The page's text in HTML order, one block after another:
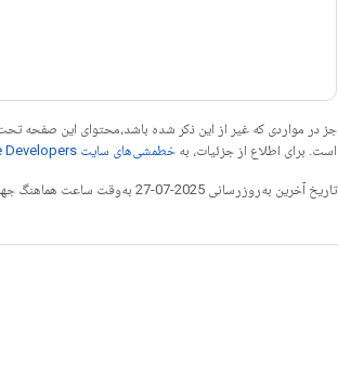
جز در مواردی که غیر از این ذکر شده باشد،‌محتوای این صفحه
است. برای اطلاع از جزئیات، به خطمشی‌های سایت Google Developers‏
تاریخ آخرین به‌روزرسانی 2025-07-27 به‌وقت ساعت هماهنگ جهانی.